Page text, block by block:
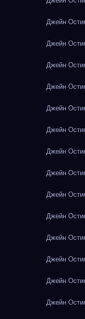
Джейн
Джейн
Джейн
Джейн
Джейн
Джейн
Джейн
Джейн
Джейн
Джейн
Джейн
Джейн
Джейн
Джейн